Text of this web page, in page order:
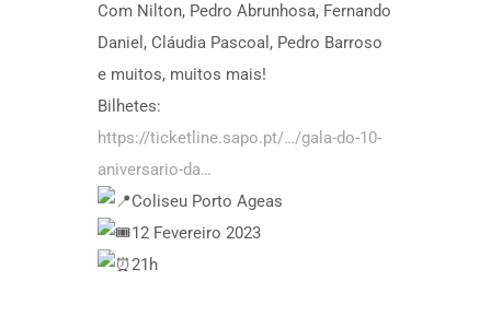
Com Nilton, Pedro Abrunhosa, Fernando
Daniel, Cláudia Pascoal, Pedro Barroso
e muitos, muitos mais!
Bilhetes:
https://ticketline.sapo.pt/…/gala-do-10-
aniversario-da…
Coliseu Porto Ageas
12 Fevereiro 2023
21h